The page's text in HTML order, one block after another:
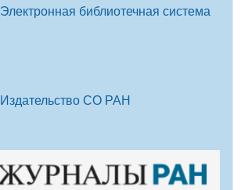
Электронная библиотечная система
Издательство СО РАН